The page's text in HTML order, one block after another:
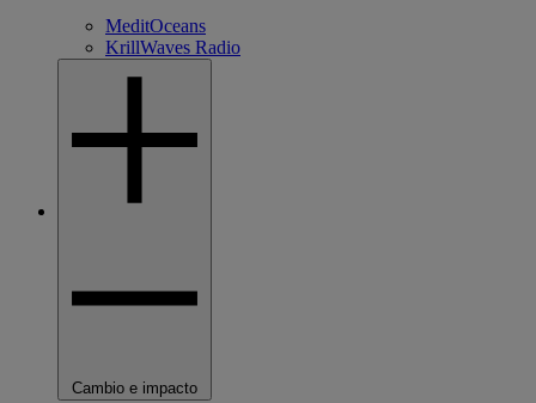
MeditOceans
KrillWaves Radio
Cambio e impacto